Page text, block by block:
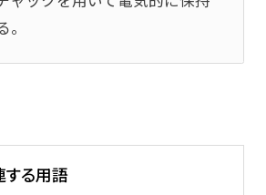
る用語